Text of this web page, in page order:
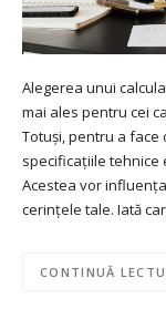
Alegerea unui
mai ales pentru cei
Totuși, pentru a
specificațiile tehnice
Acestea vor
cerințele tale. Iată
CONTINUĂ